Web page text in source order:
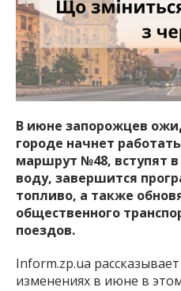
важную
В июне запорожцев
городе начнет
маршрут №48, вступят
воду, завершится
топливо, а также
общественного
поездов.
Inform.zp.ua
изменениях в июне в